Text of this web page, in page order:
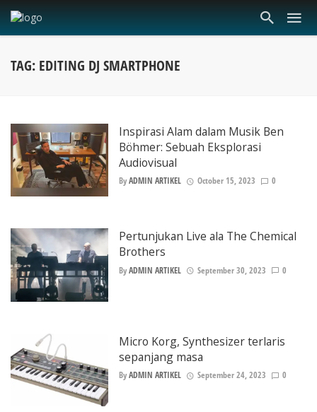
TAG: EDITING DJ SMARTPHONE
Inspirasi Alam dalam Musik Ben
Böhmer: Sebuah Eksplorasi
Audiovisual
ByADMIN ARTIKEL October 15, 2023 0
Pertunjukan Live ala The Chemical
Brothers
ByADMIN ARTIKEL September 30, 2023 0
Micro Korg, Synthesizer terlaris
sepanjang masa
ByADMIN ARTIKEL September 24, 2023 0